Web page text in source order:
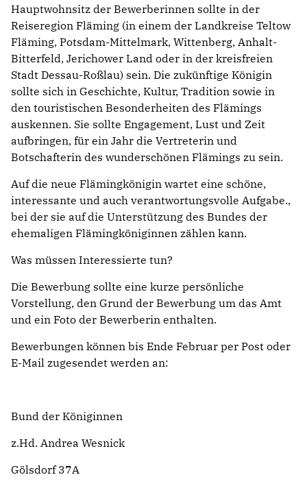
Hauptwohnsitz der Bewerberinnen sollte in der
Reiseregion Fläming (in einem der Landkreise Teltow
Fläming, Potsdam-Mittelmark, Wittenberg, Anhalt-
Bitterfeld, Jerichower Land oder in der kreisfreien
Stadt Dessau-Roßlau) sein. Die zukünftige Königin
sollte sich in Geschichte, Kultur, Tradition sowie in
den touristischen Besonderheiten des Flämings
auskennen. Sie sollte Engagement, Lust und Zeit
aufbringen, für ein Jahr die Vertreterin und
Botschafterin des wunderschönen Flämings zu sein.
Auf die neue Flämingkönigin wartet eine schöne,
interessante und auch verantwortungsvolle Aufgabe.,
bei der sie auf die Unterstützung des Bundes der
ehemaligen Flämingköniginnen zählen kann.
Was müssen Interessierte tun?
Die Bewerbung sollte eine kurze persönliche
Vorstellung, den Grund der Bewerbung um das Amt
und ein Foto der Bewerberin enthalten.
Bewerbungen können bis Ende Februar per Post oder
E-Mail zugesendet werden an:
Bund der Königinnen
z.Hd. Andrea Wesnick
Gölsdorf 37A